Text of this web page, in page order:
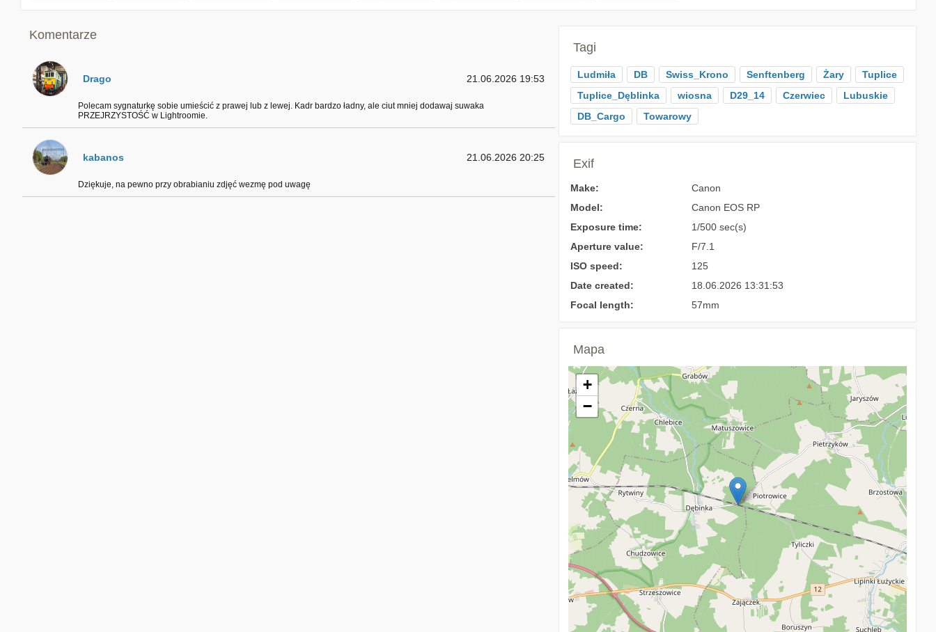
Komentarze
Drago 21.06.2026 19:53
Polecam sygnaturkę sobie umieścić z prawej lub z lewej. Kadr bardzo ładny, ale ciut mniej dodawaj suwaka
PRZEJRZYSTOŚĆ w Lightroomie.
kabanos 21.06.2026 20:25
Dziękuje, na pewno przy obrabianiu zdjęć wezmę pod uwagę
Tagi
Ludmiła DB Swiss_Krono Senftenberg Żary
Tuplice
Tuplice_Dęblinka
wiosna D29_14 Czerwiec
Lubuskie
DB_Cargo
Towarowy
Exif
Make:
Canon
Model:
Canon EOS RP
Exposure time:
1/500 sec(s)
Aperture value:
F/7.1
ISO speed:
125
Date created:
18.06.2026 13:31:53
Focal length:
57mm
Mapa
+
−